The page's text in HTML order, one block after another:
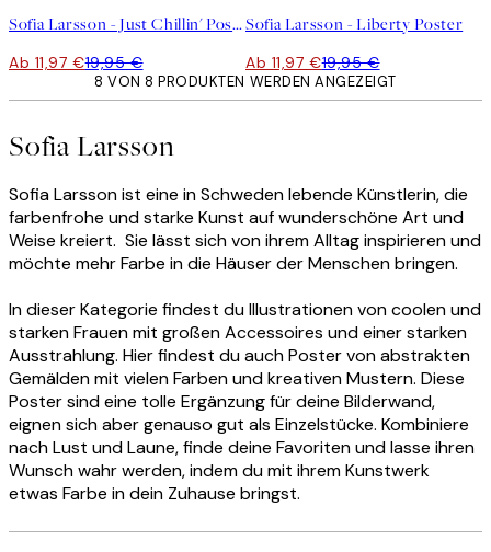
Sofia Larsson - Just Chillin' Poster
Ab 11,97 €19,95 €
Sofia Larsson - Liberty Poster
Ab 11,97 €19,95 €
8 VON 8 PRODUKTEN WERDEN ANGEZEIGT
Sofia Larsson
Sofia Larsson ist eine in Schweden lebende Künstlerin, die
farbenfrohe und starke Kunst auf wunderschöne Art und
Weise kreiert. Sie lässt sich von ihrem Alltag inspirieren und
möchte mehr Farbe in die Häuser der Menschen bringen.
In dieser Kategorie findest du Illustrationen von coolen und
starken Frauen mit großen Accessoires und einer starken
Ausstrahlung. Hier findest du auch Poster von abstrakten
Gemälden mit vielen Farben und kreativen Mustern. Diese
Poster sind eine tolle Ergänzung für deine Bilderwand,
eignen sich aber genauso gut als Einzelstücke. Kombiniere
nach Lust und Laune, finde deine Favoriten und lasse ihren
Wunsch wahr werden, indem du mit ihrem Kunstwerk
etwas Farbe in dein Zuhause bringst.